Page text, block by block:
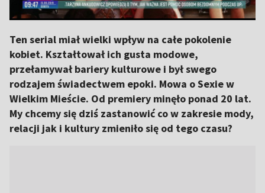
Ten serial miał wielki wpływ na całe pokolenie
kobiet. Kształtował ich gusta modowe,
przełamywał bariery kulturowe i był swego
rodzajem świadectwem epoki. Mowa o Sexie w
Wielkim Mieście. Od premiery minęło ponad 20 lat.
My chcemy się dziś zastanowić co w zakresie mody,
relacji jak i kultury zmieniło się od tego czasu?